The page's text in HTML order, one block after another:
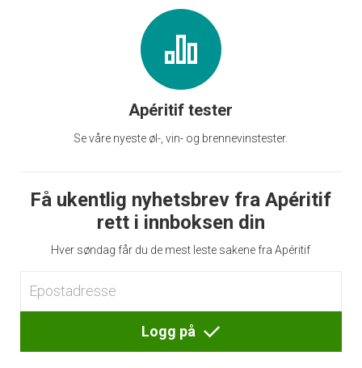
Apéritif tester
Se våre nyeste øl-, vin- og brennevinstester.
Få ukentlig nyhetsbrev fra Apéritif
rett i innboksen din
Hver søndag får du de mest leste sakene fra Apéritif
Logg på